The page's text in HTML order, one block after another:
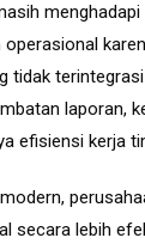
tidak
laporan,
efisiensi kerja
secara lebih